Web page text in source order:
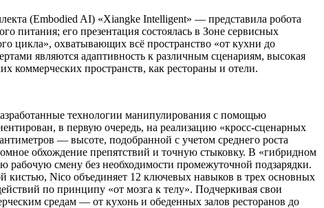
(Embodied AI) «Xiangke Intelligent» — представила робота
питания; его презентация состоялась в Зоне сервисных
цикла», охватывающих всё пространство «от кухни до
являются адаптивность к различным сценариям, высокая
коммерческих пространств, как рестораны и отели.
технологии манипулирования с помощью
в первую очередь, на реализацию «кросс-сценарных
— высоте, подобранной с учетом среднего роста
обхождение препятствий и точную стыковку. В «гибридном
смену без необходимости промежуточной подзарядки.
кистью, Nico объединяет 12 ключевых навыков в трех основных
по принципу «от мозга к телу». Подчеркивая свои
средам — от кухонь и обеденных залов ресторанов до